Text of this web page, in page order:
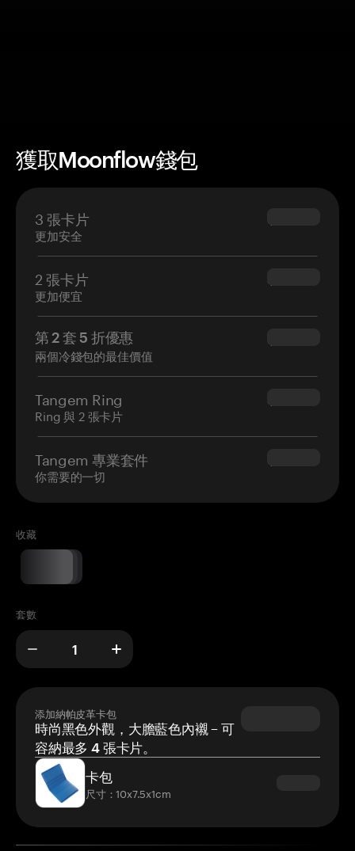
獲取Moonflow錢包
3 張卡片
更加安全
$69.90
2 張卡片
更加便宜
$54.90
第 2 套 5 折優惠
兩個冷錢包的最佳價值
$34.95
Tangem Ring
Ring 與 2 張卡片
$160.00
Tangem 專業套件
你需要的一切
$180.00
收藏
套數
添加納帕皮革卡包
時尚黑色外觀，大膽藍色內襯 – 可
容納最多 4 張卡片。
卡包
尺寸：10x7.5x1cm